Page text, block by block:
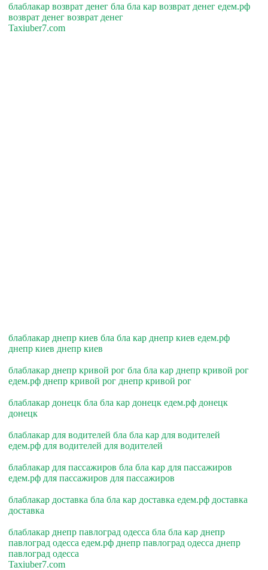
блаблакар возврат денег бла бла кар возврат денег едем.рф
возврат денег возврат денег
Taxiuber7.com
блаблакар днепр киев бла бла кар днепр киев едем.рф
днепр киев днепр киев
блаблакар днепр кривой рог бла бла кар днепр кривой рог
едем.рф днепр кривой рог днепр кривой рог
блаблакар донецк бла бла кар донецк едем.рф донецк
донецк
блаблакар для водителей бла бла кар для водителей
едем.рф для водителей для водителей
блаблакар для пассажиров бла бла кар для пассажиров
едем.рф для пассажиров для пассажиров
блаблакар доставка бла бла кар доставка едем.рф доставка
доставка
блаблакар днепр павлоград одесса бла бла кар днепр
павлоград одесса едем.рф днепр павлоград одесса днепр
павлоград одесса
Taxiuber7.com